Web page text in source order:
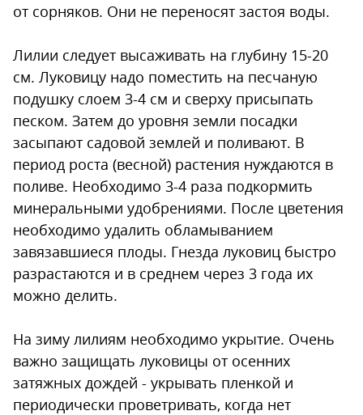
от сорняков. Они не переносят застоя воды.
Лилии следует высаживать на глубину 15-20
см. Луковицу надо поместить на песчаную
подушку слоем 3-4 см и сверху присыпать
песком. Затем до уровня земли посадки
засыпают садовой землей и поливают. В
период роста (весной) растения нуждаются в
поливе. Необходимо 3-4 раза подкормить
минеральными удобрениями. После цветения
необходимо удалить обламыванием
завязавшиеся плоды. Гнезда луковиц быстро
разрастаются и в среднем через 3 года их
можно делить.
На зиму лилиям необходимо укрытие. Очень
важно защищать луковицы от осенних
затяжных дождей - укрывать пленкой и
периодически проветривать, когда нет